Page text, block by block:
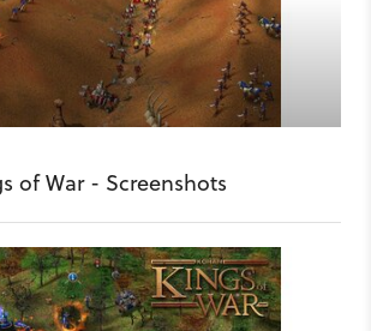
of War - Screenshots